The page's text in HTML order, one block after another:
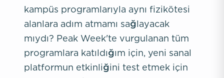
kampüs programlarıyla aynı fizikötesi
alanlara adım atmamı sağlayacak
mıydı? Peak Week'te vurgulanan tüm
programlara katıldığım için, yeni sanal
platformun etkinliğini test etmek için